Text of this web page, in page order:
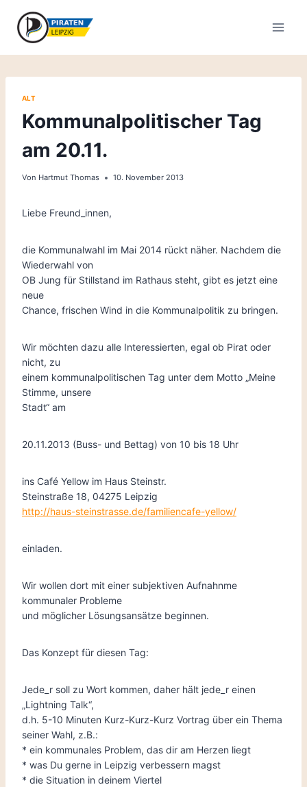
Inhalt
springen
ALT
Kommunalpolitischer Tag
am 20.11.
Von Hartmut Thomas 10. November 2013
Liebe Freund_innen,
die Kommunalwahl im Mai 2014 rückt näher. Nachdem die
Wiederwahl von
OB Jung für Stillstand im Rathaus steht, gibt es jetzt eine
neue
Chance, frischen Wind in die Kommunalpolitik zu bringen.
Wir möchten dazu alle Interessierten, egal ob Pirat oder
nicht, zu
einem kommunalpolitischen Tag unter dem Motto „Meine
Stimme, unsere
Stadt“ am
20.11.2013 (Buss- und Bettag) von 10 bis 18 Uhr
ins Café Yellow im Haus Steinstr.
Stein­straße 18, 04275 Leip­zig
http://haus-steinstrasse.de/familiencafe-yellow/
einladen.
Wir wollen dort mit einer subjektiven Aufnahnme
kommunaler Probleme
und möglicher Lösungsansätze beginnen.
Das Konzept für diesen Tag:
Jede_r soll zu Wort kommen, daher hält jede_r einen
„Lightning Talk“,
d.h. 5-10 Minuten Kurz-Kurz-Kurz Vortrag über ein Thema
seiner Wahl, z.B.:
* ein kommunales Problem, das dir am Herzen liegt
* was Du gerne in Leipzig verbessern magst
* die Situation in deinem Viertel